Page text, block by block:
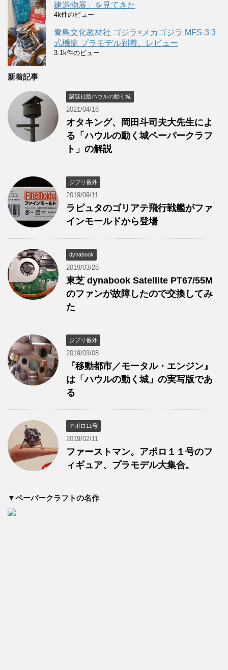
建造物展」を見てきた
4k件のビュー
青島文化教材社 ゴジラ×メカゴジラ MFS-3 3
式機龍 プラモデル到着。レビュー
3.1k件のビュー
新着記事
講談社版ハウルの動く城
2021/04/18
オタキング、岡田斗司夫大先生によ
る「ハウルの動く城ペーパークラフ
ト」の解説
ジブリ番外
2019/09/11
ラピュタのゴリアテ飛行戦艦がファ
インモールドから登場
dynabook
2019/03/28
東芝 dynabook Satellite PT67/55M
のファンが故障したので交換してみ
た
ジブリ番外
2019/03/08
『移動都市／モータル・エンジン』
は「ハウルの動く城」の実写版であ
る
アポロ11号
2019/02/11
ファーストマン。アポロ１１号のフ
ィギュア、プラモデル大集合。
▼ペーパークラフトの名作